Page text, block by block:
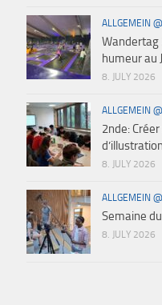
ALLGEMEIN
Wandertag
humeur au
8. JULY 2026
ALLGEMEIN
2nde:
d’illustration
8. JULY 2026
ALLGEMEIN
Semaine
8. JULY 2026